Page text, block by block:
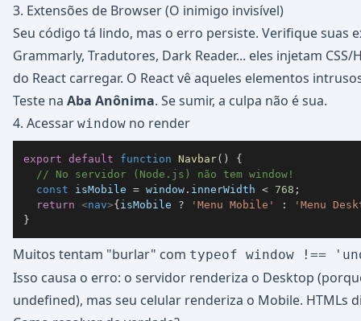
3. Extensões de Browser (O inimigo invisível)
Seu código tá lindo, mas o erro persiste. Verifique suas
Grammarly, Tradutores, Dark Reader... eles injetam CSS/
do React carregar. O React vê aqueles elementos
Teste na Aba Anônima. Se sumir, a culpa não é sua.
4. Acessar window no render
export default function Navbar( )
{
// No servidor (Node.js) não tem window!
const isMobile = window . innerWidth < 768 ;
return <nav>{isMobile ? 'Menu Mobile' :
'Menu
}
Muitos tentam "burlar" com typeof window !==
Isso causa o erro: o servidor renderiza o Desktop
undefined), mas seu celular renderiza o Mobile. HTMLs